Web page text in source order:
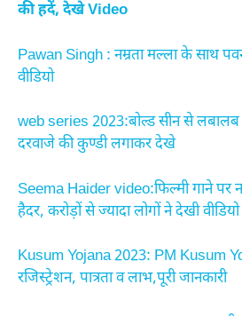
की हदें, देखे Video
Pawan Singh : नम्रता मल्ला के साथ
वीडियो
web series 2023:बोल्ड सीन से लबालब
दरवाजे की कुण्डी लगाकर देखे
Seema Haider video:फिल्मी गाने पर
हैदर, करोड़ों से ज्यादा लोगों ने देखी वीडियो
Kusum Yojana 2023: PM Kusum
रजिस्ट्रेशन, पात्रता व लाभ,पूरी जानकारी